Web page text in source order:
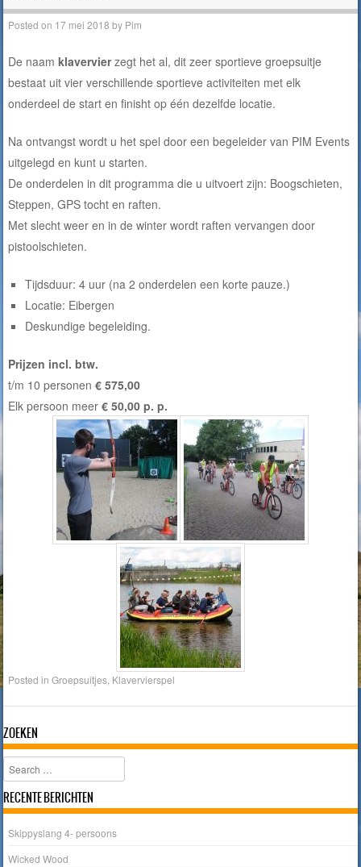
Posted on 17 mei 2018 by Pim
De naamklavervierzegt het al, dit zeer sportieve groepsuitje
bestaat uit vier verschillende sportieve activiteiten met elk
onderdeel de start en finisht op één dezelfde locatie.
Na ontvangst wordt u het spel door een begeleider van PIM Events
uitgelegd en kunt u starten.
De onderdelen in dit programma die u uitvoert zijn: Boogschieten,
Steppen, GPS tocht en raften.
Met slecht weer en in de winter wordt raften vervangen door
pistoolschieten.
Tijdsduur: 4 uur (na 2 onderdelen een korte pauze.)
Locatie: Eibergen
Deskundige begeleiding.
Prijzen incl. btw.
t/m 10 personen € 575,00
Elk persoon meer€ 50,00 p. p.
Posted inGroepsuitjes Klavervierspel
ZOEKEN
Search
RECENTE BERICHTEN
Skippyslang 4- persoons
Wicked Wood